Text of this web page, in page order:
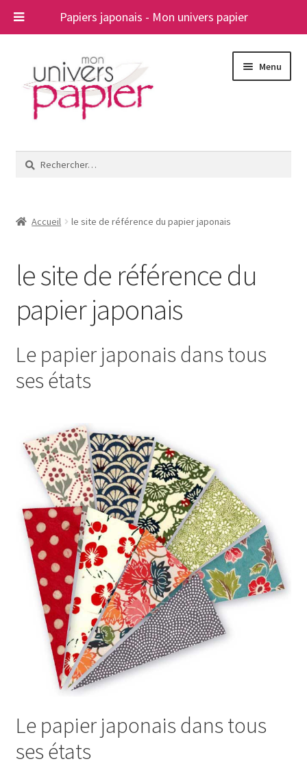
Papiers japonais - Mon univers papier
navigation
contenu
Menu
le
A propos
Rechercher :
Accueil le site de référence du papier japonais
le site de référence du
papier japonais
Le papier japonais dans tous
ses états
Le papier japonais dans tous
ses états